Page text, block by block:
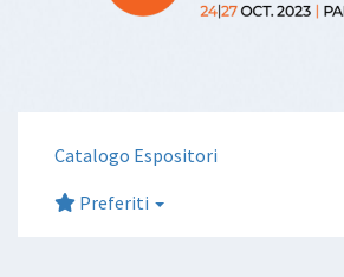
Catalogo Espositori
Preferiti